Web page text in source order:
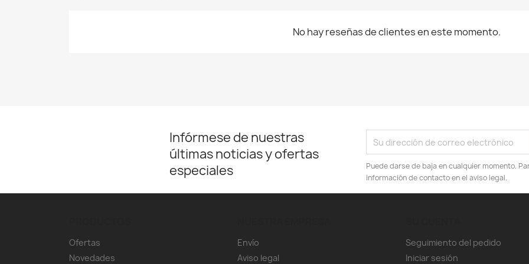
No hay reseñas de clientes en este momento.
Infórmese de nuestras
últimas noticias y ofertas
especiales
Puede darse de baja en cualquier momento.
información de contacto en el aviso legal.
Ofertas
Novedades
Envío
Aviso legal
Seguimiento del pedido
Iniciar sesión